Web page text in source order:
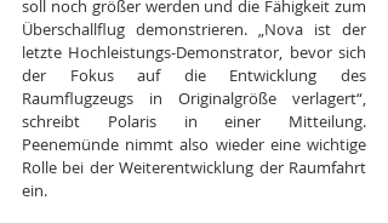
soll noch größer werden und die Fähigkeit zum
Überschallflug demonstrieren. „Nova ist der
letzte Hochleistungs-Demonstrator, bevor sich
der Fokus auf die Entwicklung des
Raumflugzeugs in Originalgröße verlagert“,
schreibt Polaris in einer Mitteilung.
Peenemünde nimmt also wieder eine wichtige
Rolle bei der Weiterentwicklung der Raumfahrt
ein.